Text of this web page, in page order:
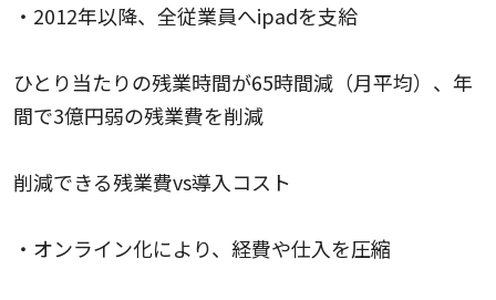
・2012年以降、全従業員へipadを支給
ひとり当たりの残業時間が65時間減（月平均）、年
間で3億円弱の残業費を削減
削減できる残業費vs導入コスト
・オンライン化により、経費や仕入を圧縮